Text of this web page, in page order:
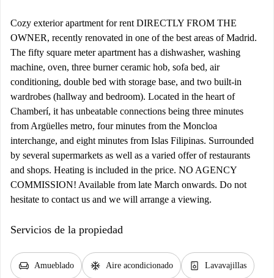
Cozy exterior apartment for rent DIRECTLY FROM THE
OWNER, recently renovated in one of the best areas of Madrid.
The fifty square meter apartment has a dishwasher, washing
machine, oven, three burner ceramic hob, sofa bed, air
conditioning, double bed with storage base, and two built-in
wardrobes (hallway and bedroom). Located in the heart of
Chamberí, it has unbeatable connections being three minutes
from Argüelles metro, four minutes from the Moncloa
interchange, and eight minutes from Islas Filipinas. Surrounded
by several supermarkets as well as a varied offer of restaurants
and shops. Heating is included in the price. NO AGENCY
COMMISSION! Available from late March onwards. Do not
hesitate to contact us and we will arrange a viewing.
Servicios de la propiedad
chair Amueblado ac_unit Aire acondicionado dishwasher_gen Lavavajillas